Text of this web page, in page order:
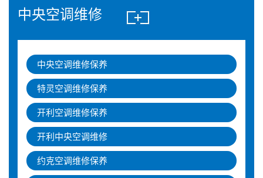
中央空调维修
中央空调维修保养
特灵空调维修保养
开利空调维修保养
开利中央空调维修
约克空调维修保养